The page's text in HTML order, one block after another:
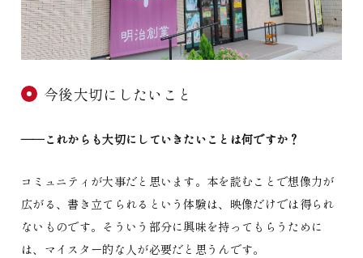
今後大切にしたいこと
――これからも大切にしていきたいことは何ですか？
コミュニティが大事だと思います。本を読むことで想像力が
広がる、書き立てられるという体験は、映像だけでは得られ
ないものです。そういう部分に興味を持ってもらうために
は、マイスター的な人が必要だと思うんです。